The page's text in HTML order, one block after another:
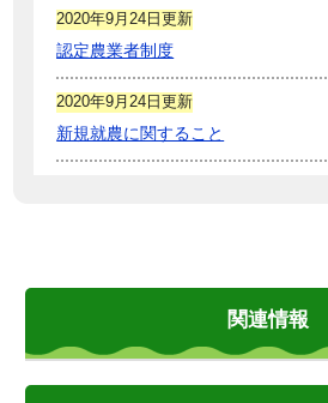
2020年9月24日更新
認定農業者制度
2020年9月24日更新
新規就農に関すること
関連情報